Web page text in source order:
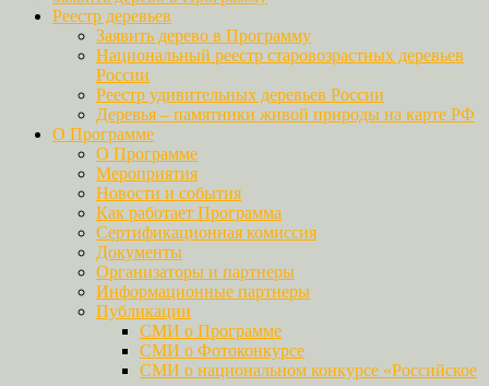
Реестр деревьев
Заявить дерево в Программу
Национальный реестр старовозрастных деревьев
России
Реестр удивительных деревьев России
Деревья – памятники живой природы на карте РФ
О Программе
О Программе
Мероприятия
Новости и события
Как работает Программа
Сертификационная комиссия
Документы
Организаторы и партнеры
Информационные партнеры
Публикации
СМИ о Программе
СМИ о Фотоконкурсе
СМИ о национальном конкурсе «Российское